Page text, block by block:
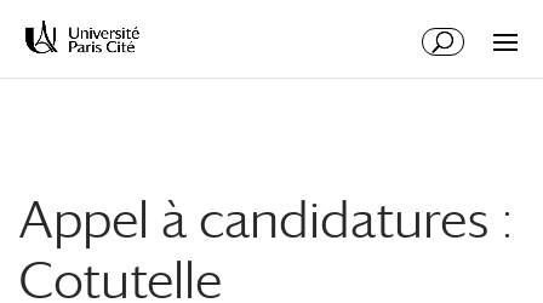
Appel à candidatures :
Cotutelle